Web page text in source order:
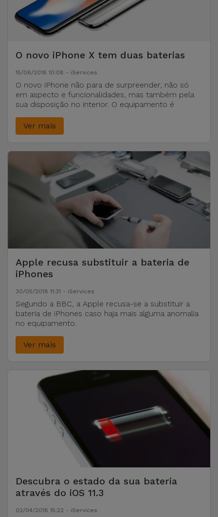
O novo iPhone X tem duas baterias
15/06/2018 10:08 - iServices
O novo iPhone não para de surpreender, não só
em aspecto e funcionalidades, mas também pela
sua disposição no interior. O equipamento é
Ver mais
Apple recusa substituir a bateria de
iPhones
30/05/2018 11:31 - iServices
Segundo a BBC, a Apple recusa-se a substituir a
bateria de iPhones caso haja mais alguma anomalia
no equipamento.
Ver mais
Descubra o estado da sua bateria
através do iOS 11.3
02/04/2018 15:22 - iServices